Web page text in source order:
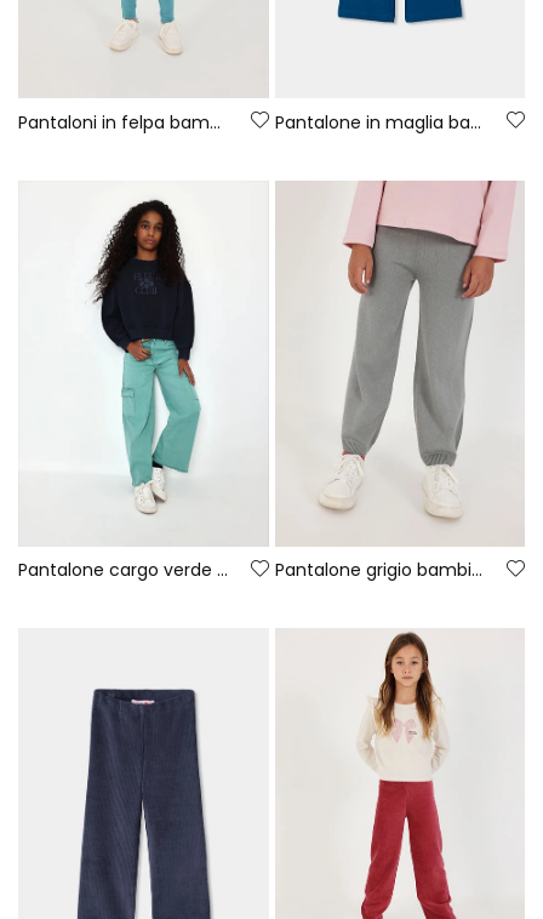
Pantaloni in felpa bambina verde Pantalone in maglia bambina verde
Pantalone cargo verde bambina con tasche Pantalone grigio bambina